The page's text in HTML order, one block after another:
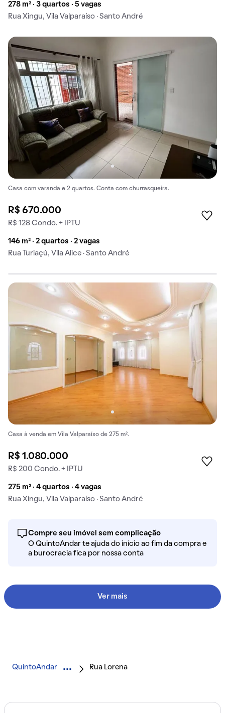
278 m² · 3 quartos · 5 vagas
Rua Xingu, Vila Valparaíso · Santo André
Casa com varanda e 2 quartos. Conta com churrasqueira.
R$ 670.000
R$ 128 Condo. + IPTU
146 m² · 2 quartos · 2 vagas
Rua Turiaçú, Vila Alice · Santo André
Casa à venda em Vila Valparaíso de 275 m².
R$ 1.080.000
R$ 200 Condo. + IPTU
275 m² · 4 quartos · 4 vagas
Rua Xingu, Vila Valparaíso · Santo André
Compre seu imóvel sem complicação
O QuintoAndar te ajuda do início ao fim da compra e
a burocracia fica por nossa conta
Ver mais
QuintoAndar Rua Lorena